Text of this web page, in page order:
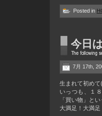
Posted in
今日
7月 17th,
生まれて初めて
いっつも、１
「買い物」と
大満足！大満足